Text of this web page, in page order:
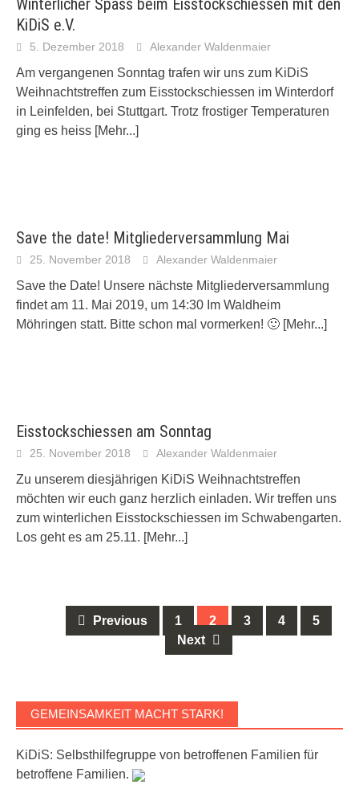
Winterlicher Spass beim Eisstockschiessen mit den
KiDiS e.V.
5. Dezember 2018 Alexander Waldenmaier
Am vergangenen Sonntag trafen wir uns zum KiDiS
Weihnachtstreffen zum Eisstockschiessen im Winterdorf
in Leinfelden, bei Stuttgart. Trotz frostiger Temperaturen
ging es heiss [Mehr...]
Save the date! Mitgliederversammlung Mai
25. November 2018 Alexander Waldenmaier
Save the Date! Unsere nächste Mitgliederversammlung
findet am 11. Mai 2019, um 14:30 Im Waldheim
Möhringen statt. Bitte schon mal vormerken! 🙂 [Mehr...]
Eisstockschiessen am Sonntag
25. November 2018 Alexander Waldenmaier
Zu unserem diesjährigen KiDiS Weihnachtstreffen
möchten wir euch ganz herzlich einladen. Wir treffen uns
zum winterlichen Eisstockschiessen im Schwabengarten.
Los geht es am 25.11. [Mehr...]
navigation
Previous 1 2 3 4
5
Next
GEMEINSAMKEIT MACHT STARK!
KiDiS: Selbsthilfegruppe von betroffenen Familien für
betroffene Familien.